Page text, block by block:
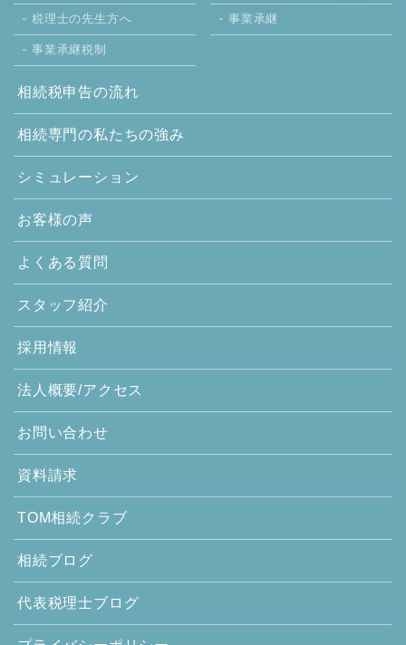
税理士の先生方へ 事業承継
事業承継税制
相続税申告の流れ
相続専門の私たちの強み
シミュレーション
お客様の声
よくある質問
スタッフ紹介
採用情報
法人概要/アクセス
お問い合わせ
資料請求
TOM相続クラブ
相続ブログ
代表税理士ブログ